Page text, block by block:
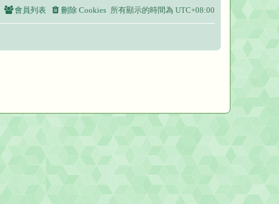
所有顯示的時間為 UTC+08:00
刪除 Cookies
會員列表